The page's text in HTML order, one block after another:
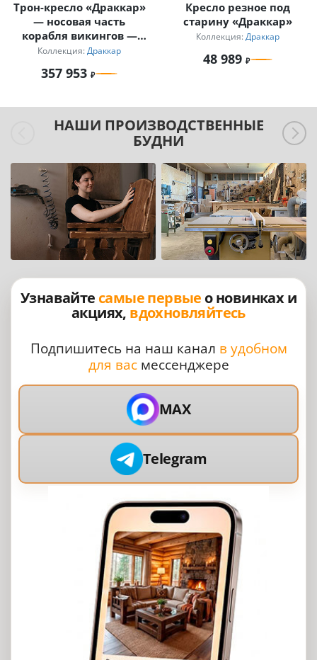
Трон-кресло «Драккар»
— носовая часть
корабля викингов —
голова дракона
Коллекция: Драккар
357 953
Кресло резное под
старину «Драккар»
Коллекция: Драккар
48 989
НАШИ ПРОИЗВОДСТВЕННЫЕ
БУДНИ
Узнавайте самые первые о новинках и
акциях, вдохновляйтесь
Подпишитесь на наш канал в удобном
для васмессенджере
MAX
Telegram